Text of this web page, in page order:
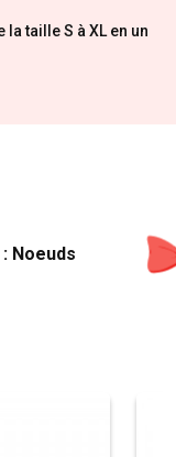
taille S à XL en un
Noeuds